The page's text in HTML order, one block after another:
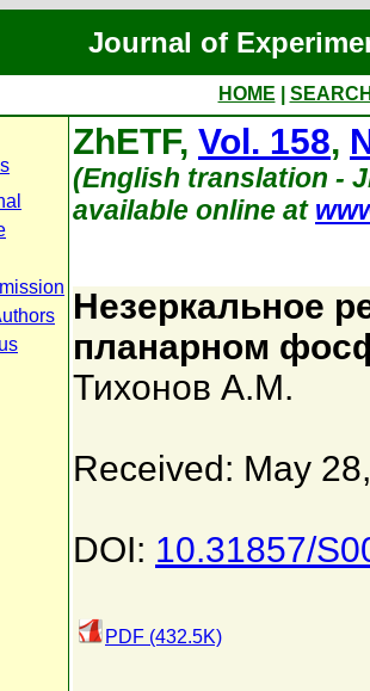
Journal of
HOME
ZhETF, Vol. 158,
(English translation -
available online at
Незеркальное
планарном
Тихонов А.М.
Received: May
DOI: 10.31857/
PDF (432.5K)